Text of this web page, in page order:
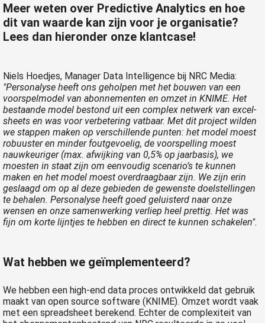
Meer weten over Predictive Analytics en hoe
dit van waarde kan zijn voor je organisatie?
Lees dan hieronder onze klantcase!
Niels Hoedjes, Manager Data Intelligence bij NRC Media:
"Personalyse heeft ons geholpen met het bouwen van een
voorspelmodel van abonnementen en omzet in KNIME. Het
bestaande model bestond uit een complex netwerk van excel-
sheets en was voor verbetering vatbaar. Met dit project wilden
we stappen maken op verschillende punten: het model moest
robuuster en minder foutgevoelig, de voorspelling moest
nauwkeuriger (max. afwijking van 0,5% op jaarbasis), we
moesten in staat zijn om eenvoudig scenario’s te kunnen
maken en het model moest overdraagbaar zijn. We zijn erin
geslaagd om op al deze gebieden de gewenste doelstellingen
te behalen. Personalyse heeft goed geluisterd naar onze
wensen en onze samenwerking verliep heel prettig. Het was
fijn om korte lijntjes te hebben en direct te kunnen schakelen".
Wat hebben we geïmplementeerd?
We hebben een high-end data proces ontwikkeld dat gebruik
maakt van open source software (KNIME). Omzet wordt vaak
met een spreadsheet berekend. Echter de complexiteit van